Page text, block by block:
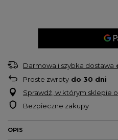
Darmowa i szybka dostawa
Proste zwroty do 30 dni
Sprawdź, w którym sklepie
Bezpieczne zakupy
OPIS